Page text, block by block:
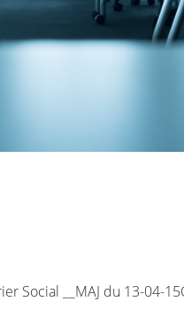
Social __MAJ du 13-04-